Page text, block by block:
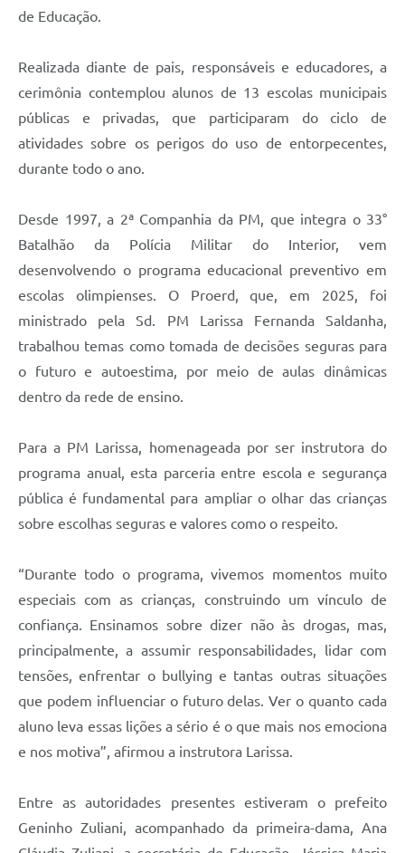
de Educação.
Realizada diante de pais, responsáveis e educadores, a
cerimônia contemplou alunos de 13 escolas municipais
públicas e privadas, que participaram do ciclo de
atividades sobre os perigos do uso de entorpecentes,
durante todo o ano.
Desde 1997, a 2ª Companhia da PM, que integra o 33°
Batalhão da Polícia Militar do Interior, vem
desenvolvendo o programa educacional preventivo em
escolas olimpienses. O Proerd, que, em 2025, foi
ministrado pela Sd. PM Larissa Fernanda Saldanha,
trabalhou temas como tomada de decisões seguras para
o futuro e autoestima, por meio de aulas dinâmicas
dentro da rede de ensino.
Para a PM Larissa, homenageada por ser instrutora do
programa anual, esta parceria entre escola e segurança
pública é fundamental para ampliar o olhar das crianças
sobre escolhas seguras e valores como o respeito.
“Durante todo o programa, vivemos momentos muito
especiais com as crianças, construindo um vínculo de
confiança. Ensinamos sobre dizer não às drogas, mas,
principalmente, a assumir responsabilidades, lidar com
tensões, enfrentar o bullying e tantas outras situações
que podem influenciar o futuro delas. Ver o quanto cada
aluno leva essas lições a sério é o que mais nos emociona
e nos motiva”, afirmou a instrutora Larissa.
Entre as autoridades presentes estiveram o prefeito
Geninho Zuliani, acompanhado da primeira-dama, Ana